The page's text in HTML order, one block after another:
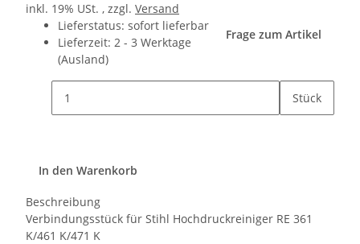
inkl. 19% USt. , zzgl. Versand
Lieferstatus: sofort lieferbar
Lieferzeit: 2 - 3 Werktage
(Ausland)
Frage zum Artikel
Stück
In den Warenkorb
Beschreibung
Verbindungsstück für Stihl Hochdruckreiniger RE 361
K/461 K/471 K